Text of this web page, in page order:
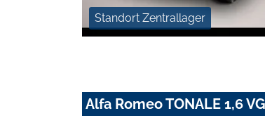
Standort Zentrallager
Alfa Romeo TONALE 1,6